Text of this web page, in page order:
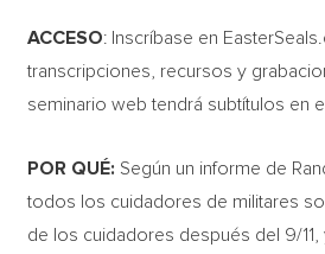
ACCESO: Inscríbase en
transcripciones, recursos y
seminario web tendrá subtítulos en
POR QUÉ: Según un informe de
todos los cuidadores de militares
de los cuidadores después del 9/